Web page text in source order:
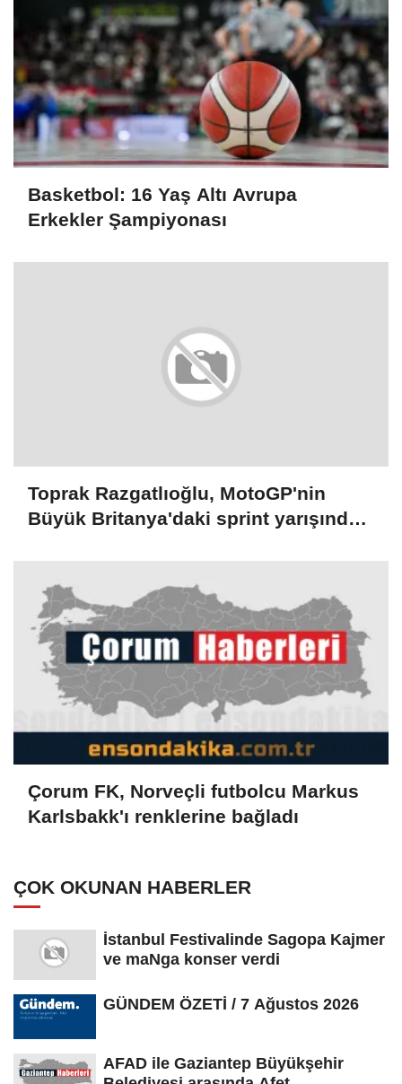
Basketbol: 16 Yaş Altı Avrupa
Erkekler Şampiyonası
Toprak Razgatlıoğlu, MotoGP'nin
Büyük Britanya'daki sprint yarışında
Çorum FK, Norveçli futbolcu Markus
Karlsbakk'ı renklerine bağladı
ÇOK OKUNAN HABERLER
İstanbul Festivalinde Sagopa Kajmer
ve maNga konser verdi
GÜNDEM ÖZETİ / 7 Ağustos 2026
AFAD ile Gaziantep Büyükşehir